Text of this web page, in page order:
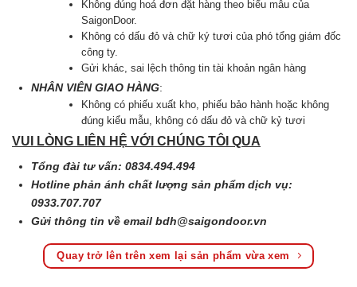
Không đúng hoá đơn đặt hàng theo biểu mẫu của
SaigonDoor.
Không có dấu đỏ và chữ ký tươi của phó tổng giám đốc
công ty.
Gửi khác, sai lệch thông tin tài khoản ngân hàng
NHÂN VIÊN GIAO HÀNG:
Không có phiếu xuất kho, phiếu bảo hành hoặc không
đúng kiểu mẫu, không có dấu đỏ và chữ kỷ tươi
VUI LÒNG LIÊN HỆ VỚI CHÚNG TÔI QUA
Tổng đài tư vấn: 0834.494.494
Hotline phản ánh chất lượng sản phẩm dịch vụ:
0933.707.707
Gửi thông tin về emailbdh@saigondoor.vn
Quay trở lên trên xem lại sản phẩm vừa xem